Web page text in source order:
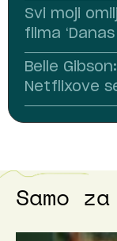
Svi moji
filma
Belle
Netflixove
Samo